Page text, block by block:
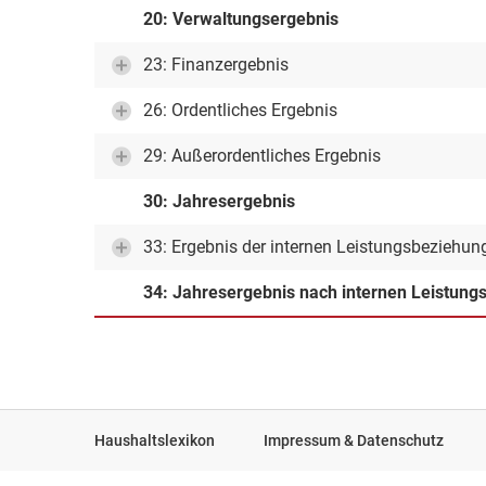
20: Verwaltungsergebnis
23: Finanzergebnis
26: Ordentliches Ergebnis
29: Außerordentliches Ergebnis
30: Jahresergebnis
33: Ergebnis der internen
34: Jahresergebnis nach internen
Haushaltslexikon Impressum & Datenschutz